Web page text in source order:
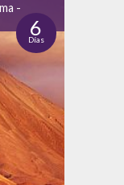
-
6
Días